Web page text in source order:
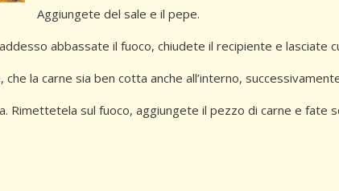
Aggiungete del sale e il pepe.
abbassate il fuoco, chiudete il recipiente e lasciate
la carne sia ben cotta anche all’interno,
Rimettetela sul fuoco, aggiungete il pezzo di carne e fate